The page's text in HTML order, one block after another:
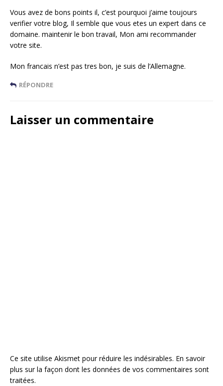
Vous avez de bons points il, c’est pourquoi j’aime toujours
verifier votre blog, Il semble que vous etes un expert dans ce
domaine. maintenir le bon travail, Mon ami recommander
votre site.
Mon francais n’est pas tres bon, je suis de l’Allemagne.
RÉPONDRE
Laisser un commentaire
Ce site utilise Akismet pour réduire les indésirables. En savoir
plus sur la façon dont les données de vos commentaires sont
traitées.